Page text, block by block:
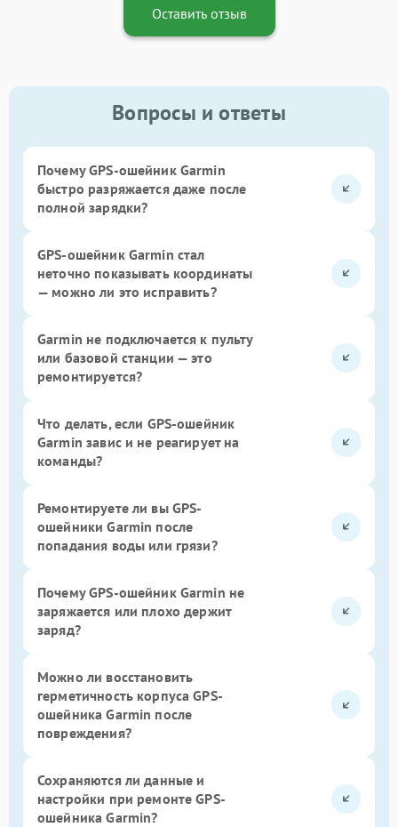
Оставить отзыв
Вопросы и ответы
Почему GPS-ошейник Garmin
быстро разряжается даже после
полной зарядки?
GPS-ошейник Garmin стал
неточно показывать координаты
— можно ли это исправить?
Garmin не подключается к пульту
или базовой станции — это
ремонтируется?
Что делать, если GPS-ошейник
Garmin завис и не реагирует на
команды?
Ремонтируете ли вы GPS-
ошейники Garmin после
попадания воды или грязи?
Почему GPS-ошейник Garmin не
заряжается или плохо держит
заряд?
Можно ли восстановить
герметичность корпуса GPS-
ошейника Garmin после
повреждения?
Сохраняются ли данные и
настройки при ремонте GPS-
ошейника Garmin?